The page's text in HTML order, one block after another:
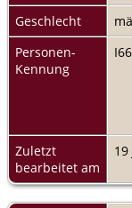
Geschlecht
Personen-
Kennung
Zuletzt
bearbeitet am
19